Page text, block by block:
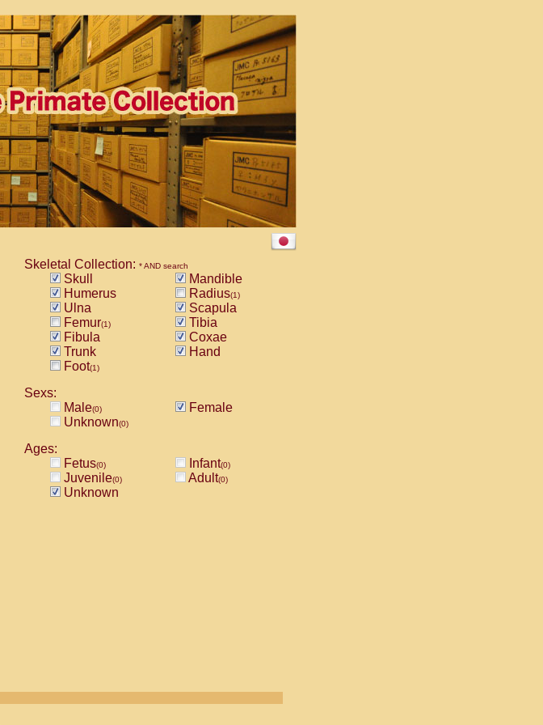
Skeletal Collection: * AND search
Skull
Mandible
Humerus
Radius(1)
Ulna
Scapula
Femur(1)
Tibia
Fibula
Coxae
Trunk
Hand
Foot(1)
Sexs:
Male(0)
Female
Unknown(0)
Ages:
Fetus(0) Infant(0)
Juvenile(0) Adult(0)
Unknown